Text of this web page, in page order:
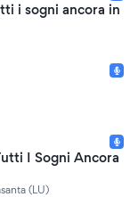
i sogni ancora in
I Sogni Ancora
(LU)